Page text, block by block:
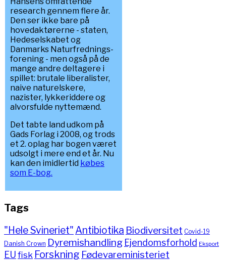
research gennem flere år.
Den ser ikke bare på
hovedaktørerne - staten,
Hedeselskabet og
Danmarks Naturfrednings-
forening - men også på de
mange andre deltagere i
spillet: brutale liberalister,
naive naturelskere,
nazister, lykkeriddere og
alvorsfulde nyttemænd.
Det tabte land udkom på
Gads Forlag i 2008, og trods
et 2. oplag har bogen været
udsolgt i mere end et år. Nu
kan den imidlertid købes
som E-bog.
Tags
"Hele Svineriet" Antibiotika Biodiversitet Covid-19
Danish Crown Dyremishandling Ejendomsforhold Eksport
EUfisk Forskning Fødevareministeriet